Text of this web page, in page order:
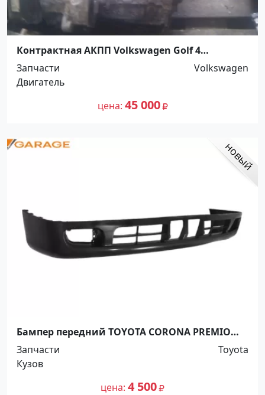
Контрактная АКПП Volkswagen Golf 4
Краснодар
Запчасти
Volkswagen
Двигатель
цена 45 000
Бампер передний TOYOTA CORONA PREMIO
1998-2001 Краснодар
Запчасти
Toyota
Кузов
цена 4 500